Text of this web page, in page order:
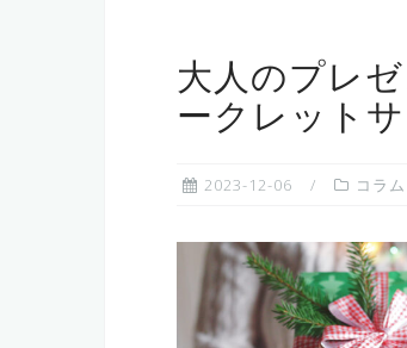
大人のプレ
ークレット
2023-12-06 コラム